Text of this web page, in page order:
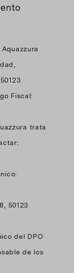
Fiscal:
trata
50123
del DPO
de los